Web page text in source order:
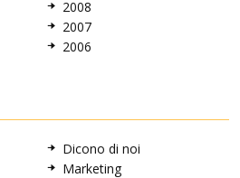
2008
2007
2006
Dicono di noi
Marketing